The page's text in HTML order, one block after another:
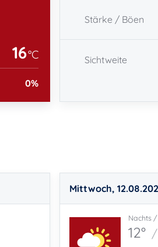
16°C
0%
Stärke / Böen
Sichtweite
Mittwoch,
Nachts
12° /